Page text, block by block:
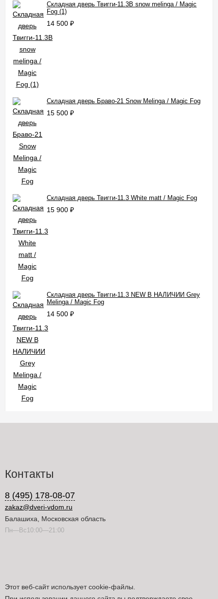
Складная дверь Твигги-11.3B snow melinga / Magic
Fog (1)
14 500 ₽
Складная дверь Браво-21 Snow Melinga / Magic Fog
15 500 ₽
Складная дверь Твигги-11.3 White matt / Magic Fog
15 900 ₽
Складная дверь Твигги-11.3 NEW В НАЛИЧИИ Grey
Melinga / Magic Fog
14 500 ₽
Контакты
8 (495) 178-08-07
zakaz@dveri-vdom.ru
Балашиха, Московская область
Пн—Вс10:00—21:00
Этот веб-сайт использует cookie-файлы.